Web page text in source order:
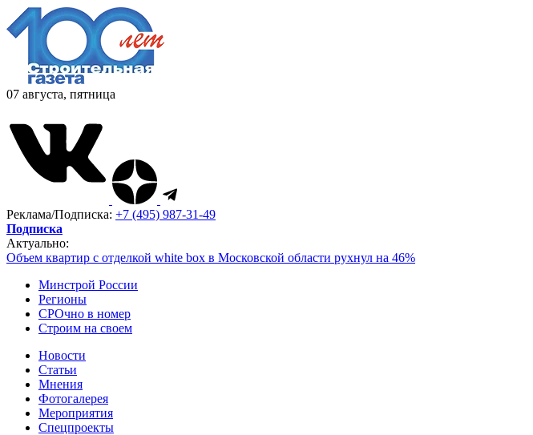
07 августа, пятница
Реклама/Подписка: +7 (495) 987-31-49
Подписка
Актуально:
Объем квартир с отделкой white box в Московской области рухнул на 46%
Минстрой России
Регионы
СРОчно в номер
Строим на своем
Новости
Статьи
Мнения
Фотогалерея
Мероприятия
Спецпроекты